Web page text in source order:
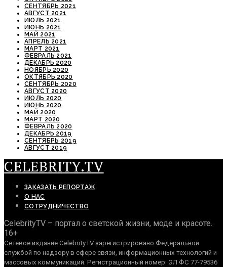
СЕНТЯБРЬ 2021
АВГУСТ 2021
ИЮЛЬ 2021
ИЮНЬ 2021
МАЙ 2021
АПРЕЛЬ 2021
МАРТ 2021
ФЕВРАЛЬ 2021
ДЕКАБРЬ 2020
НОЯБРЬ 2020
ОКТЯБРЬ 2020
СЕНТЯБРЬ 2020
АВГУСТ 2020
ИЮЛЬ 2020
ИЮНЬ 2020
МАЙ 2020
МАРТ 2020
ФЕВРАЛЬ 2020
ДЕКАБРЬ 2019
СЕНТЯБРЬ 2019
АВГУСТ 2019
CELEBRITY.TV
ЗАКАЗАТЬ РЕПОРТАЖ
О НАС
СОТРУДНИЧЕСТВО
CelebrityTV – портал о светской жизни, моде и красоте.
16+
Сетевое издание CelebrityTV зарегистрировано Федеральной
службой по надзору в сфере связи, информационных технологий и
массовых коммуникаций. Регистрационный номер: ЭЛ ФС 77-79536